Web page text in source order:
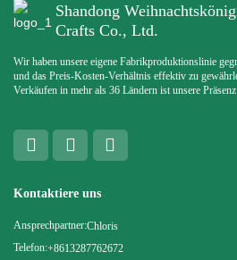
Shandong
Crafts Co., Ltd.
Wir haben unsere eigene Fabrikproduktionslinie
und das Preis-Kosten-Verhältnis effektiv zu
Verkäufen in mehr als 36 Ländern ist unsere
Kontaktiere uns
Ansprechpartner:Chloris
Telefon:+8613287762672